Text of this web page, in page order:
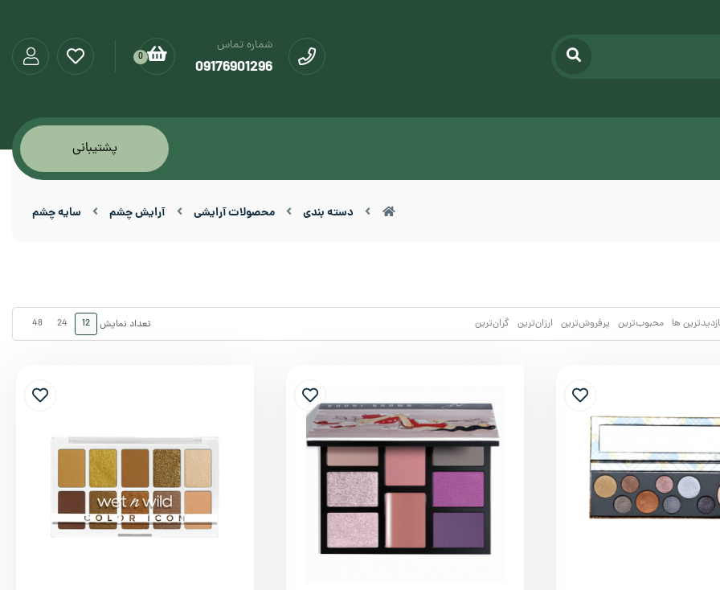
شماره تماس
09176901296
0
پشتیبانی
دسته بندی محصولات آرایشی آرایش چشم سایه چشم
ها محبوب‌‌ترین پرفروش‌ترین ارزان‌ترین گران‌ترین تعداد نمایش 12
24
48